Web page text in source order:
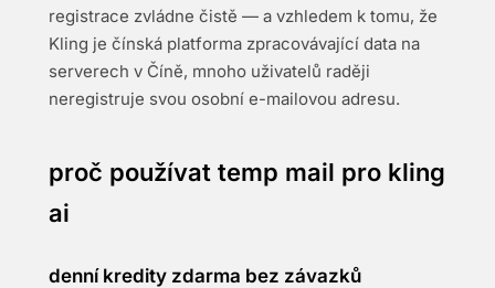
registrace zvládne čistě — a vzhledem k tomu, že
Kling je čínská platforma zpracovávající data na
serverech v Číně, mnoho uživatelů raději
neregistruje svou osobní e-mailovou adresu.
proč používat temp mail pro kling
ai
denní kredity zdarma bez závazků